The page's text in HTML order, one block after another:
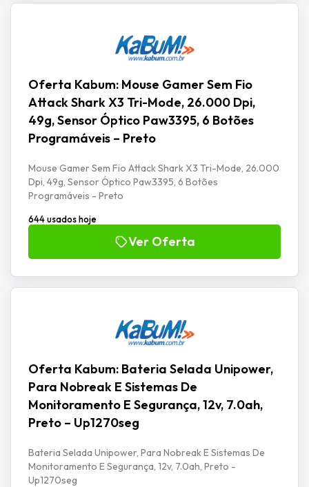
Oferta Kabum: Mouse Gamer Sem Fio
Attack Shark X3 Tri-Mode, 26.000 Dpi,
49g, Sensor Óptico Paw3395, 6 Botões
Programáveis – Preto
Mouse Gamer Sem Fio Attack Shark X3 Tri-Mode, 26.000
Dpi, 49g, Sensor Óptico Paw3395, 6 Botões
Programáveis - Preto
644 usados hoje
Ver Oferta
Oferta Kabum: Bateria Selada Unipower,
Para Nobreak E Sistemas De
Monitoramento E Segurança, 12v, 7.0ah,
Preto – Up1270seg
Bateria Selada Unipower, Para Nobreak E Sistemas De
Monitoramento E Segurança, 12v, 7.0ah, Preto -
Up1270seg